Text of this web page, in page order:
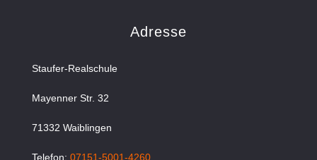
Adresse
Staufer-Realschule
Mayenner Str. 32
71332 Waiblingen
Telefon: 07151-5001-4260